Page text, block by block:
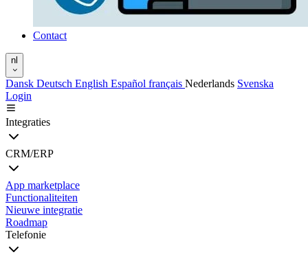
Contact
nl
Dansk Deutsch English Español français Nederlands Svenska
Login
Integraties
CRM/ERP
App marketplace
Functionaliteiten
Nieuwe integratie
Roadmap
Telefonie